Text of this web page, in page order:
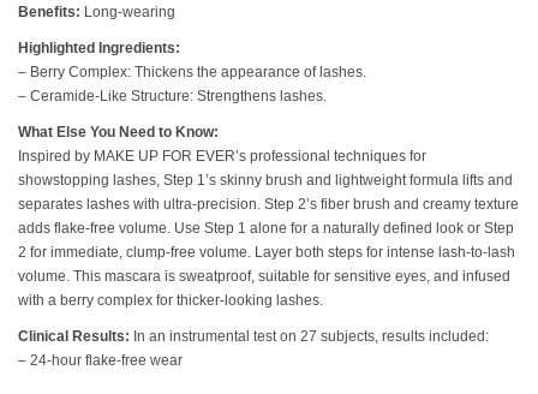
Benefits: Long-wearing
Highlighted Ingredients:
– Berry Complex: Thickens the appearance of lashes.
– Ceramide-Like Structure: Strengthens lashes.
What Else You Need to Know:
Inspired by MAKE UP FOR EVER’s professional techniques for
showstopping lashes, Step 1’s skinny brush and lightweight formula lifts and
separates lashes with ultra-precision. Step 2’s fiber brush and creamy texture
adds flake-free volume. Use Step 1 alone for a naturally defined look or Step
2 for immediate, clump-free volume. Layer both steps for intense lash-to-lash
volume. This mascara is sweatproof, suitable for sensitive eyes, and infused
with a berry complex for thicker-looking lashes.
Clinical Results: In an instrumental test on 27 subjects, results included:
– 24-hour flake-free wear